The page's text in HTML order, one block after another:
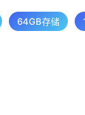
64GB存储